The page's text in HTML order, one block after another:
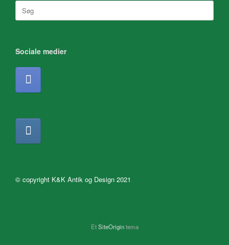
efter:
Sociale medier
© copyright K&K Antik og Design 2021
EtSiteOrigintema